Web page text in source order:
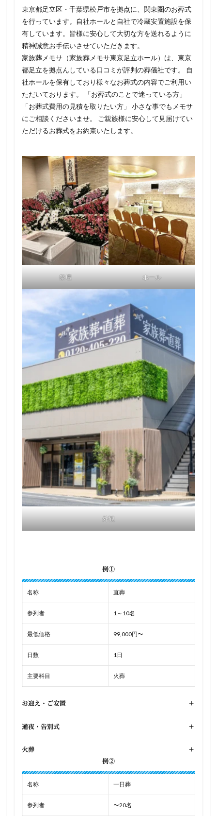
東京都足立区・千葉県松戸市を拠点に、関東圏のお葬式
を行っています。自社ホールと自社で冷蔵安置施設を保
有しています。皆様に安心して大切な方を送れるように
精神誠意お手伝いさせていただきます。
家族葬メモサ（家族葬メモサ東京足立ホール）は、東京
都足立を拠点んしている口コミが評判の葬儀社です。 自
社ホールを保有しており様々なお葬式の内容でご利用い
ただいております。 「お葬式のことで迷っている方」
「お葬式費用の見積を取りたい方」 小さな事でもメモサ
にご相談くださいませ。 ご親族様に安心して見届けてい
ただけるお葬式をお約束いたします。
祭壇 ホール
外観
例①
名称 直葬
参列者 1～10名
最低価格 99,000円〜
日数 1日
主要科目 火葬
お迎え・ご安置 +
通夜・告別式 +
火葬
+
例②
名称 一日葬
参列者 〜20名